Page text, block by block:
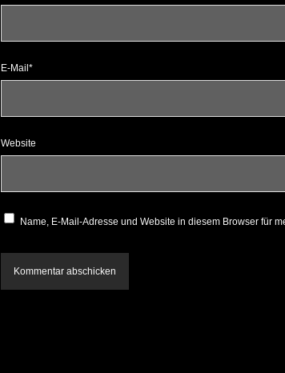
E-Mail*
Website
Name, E-Mail-Adresse und Website in diesem Browser für